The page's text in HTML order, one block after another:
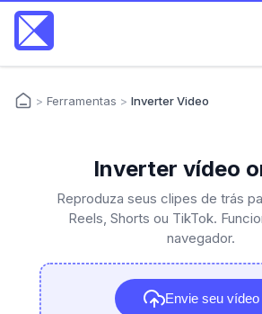
> Ferramentas > Inverter Video
Inverter vídeo
Reproduza seus clipes de trás
Reels, Shorts ou TikTok.
navegador.
Envie seu vídeo